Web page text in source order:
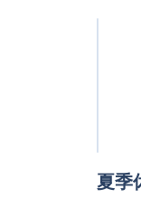
夏季